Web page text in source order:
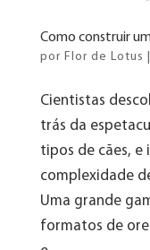
Como construir
por Flor de Lotus
Cientistas
trás da
tipos de cães, e
complexidade
Uma grande
formatos de